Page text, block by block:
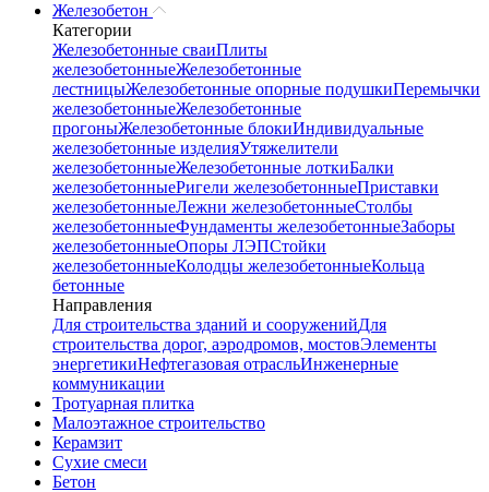
Железобетон
Категории
Железобетонные сваиПлиты
железобетонныеЖелезобетонные
лестницыЖелезобетонные опорные подушкиПеремычки
железобетонныеЖелезобетонные
прогоныЖелезобетонные блокиИндивидуальные
железобетонные изделияУтяжелители
железобетонныеЖелезобетонные лоткиБалки
железобетонныеРигели железобетонныеПриставки
железобетонныеЛежни железобетонныеСтолбы
железобетонныеФундаменты железобетонныеЗаборы
железобетонныеОпоры ЛЭПСтойки
железобетонныеКолодцы железобетонныеКольца
бетонные
Направления
Для строительства зданий и сооруженийДля
строительства дорог, аэродромов, мостовЭлементы
энергетикиНефтегазовая отрасльИнженерные
коммуникации
Тротуарная плитка
Малоэтажное строительство
Керамзит
Сухие смеси
Бетон